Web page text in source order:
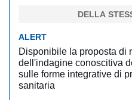
DELLA
ALERT
Disponibile la proposta di
dell'indagine conoscitiva
sulle forme integrative di
sanitaria